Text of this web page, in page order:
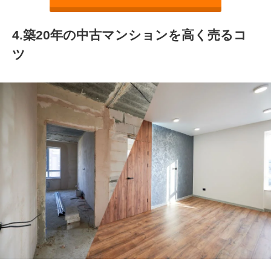
4.築20年の中古マンションを高く売るコ
ツ